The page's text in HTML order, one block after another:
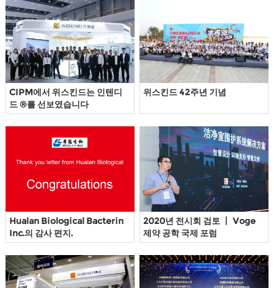
CIPM에서 위스킨드는 인텐디
드 ®를 선보였습니다
위스킨드 42주년 기념
Hualan Biological Bacterin
Inc.의 감사 편지.
2020년 전시회 검토 丨 Voge
제약 공학 국제 포럼